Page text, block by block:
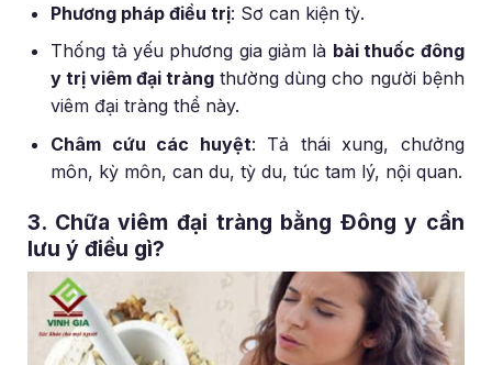
Phương pháp điều trị: Sơ can kiện tỳ.
Thống tả yếu phương gia giảm là bài thuốc đông
y trị viêm đại tràng thường dùng cho người bệnh
viêm đại tràng thể này.
Châm cứu các huyệt: Tả thái xung, chưởng
môn, kỳ môn, can du, tỳ du, túc tam lý, nội quan.
3. Chữa viêm đại tràng bằng Đông y cần
lưu ý điều gì?